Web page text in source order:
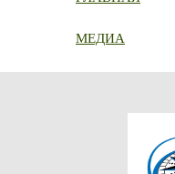
МЕДИА